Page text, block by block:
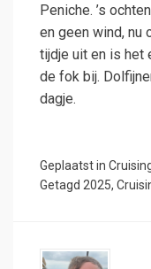
Peniche. ’s
en geen wind, nu
tijdje uit en is het
de fok bij.
dagje.
Geplaatst in
Getagd 2025,